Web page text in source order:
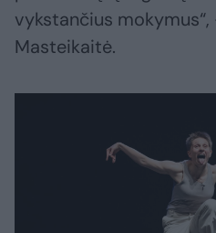
vykstančius mokymus“,
Masteikaitė.